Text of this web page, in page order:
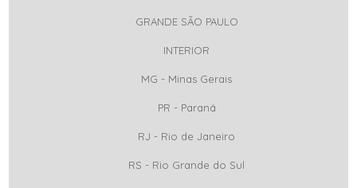
GRANDE SÃO PAULO
INTERIOR
MG - Minas Gerais
PR - Paraná
RJ - Rio de Janeiro
RS - Rio Grande do Sul